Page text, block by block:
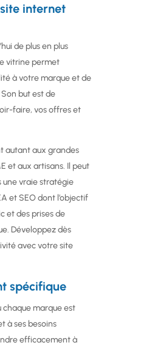
internet
de plus en plus
vitrine permet
à votre marque et de
but est de
faire, vos offres et
autant aux grandes
et aux artisans. Il peut
une vraie stratégie
et SEO dont l’objectif
et des prises de
Développez dès
avec votre site
spécifique
marque est
à ses besoins
efficacement à